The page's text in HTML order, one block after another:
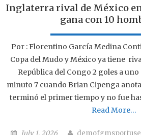
Inglaterra rival de México
gana con 10
Por : Florentino García Medina
Copa del Mudo y México ya tiene
República del Congo 2 goles a
minuto 7 cuando Brian Cipenga
terminó el primer tiempo y no fue
Read More…
Posted on
July 1, 2026 Author